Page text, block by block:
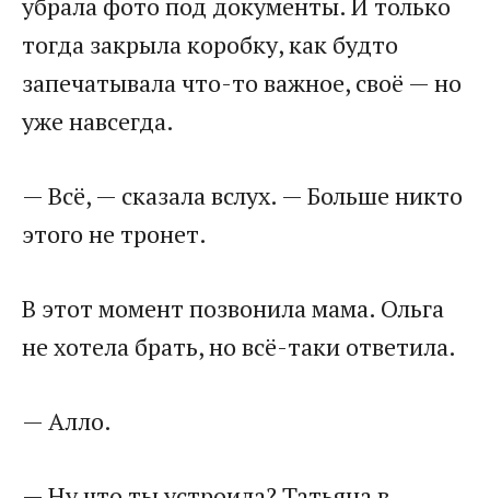
убрала фото под документы. И только
тогда закрыла коробку, как будто
запечатывала что-то важное, своё — но
уже навсегда.
— Всё, — сказала вслух. — Больше никто
этого не тронет.
В этот момент позвонила мама. Ольга
не хотела брать, но всё-таки ответила.
— Алло.